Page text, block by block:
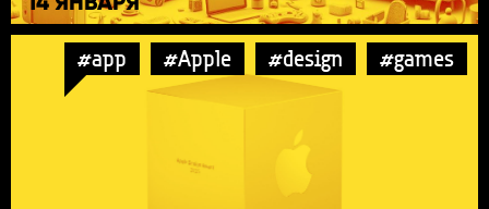
#app #Apple #design #games